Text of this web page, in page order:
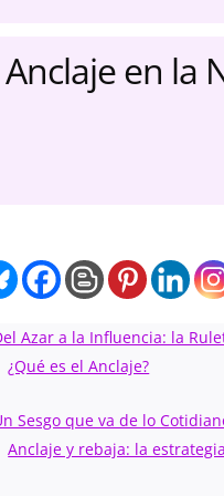
Anclaje en la
Azar a la Influencia: la
¿Qué es el Anclaje?
Sesgo que va de lo
Anclaje y rebaja: la